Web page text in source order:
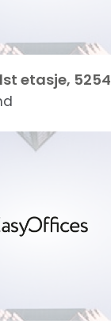
etasje, 5254